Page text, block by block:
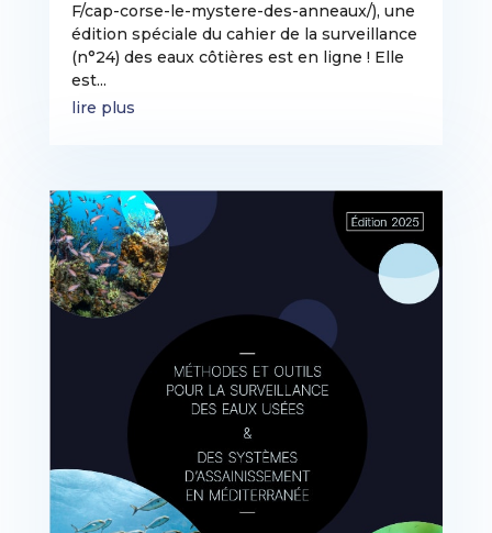
F/cap-corse-le-mystere-des-anneaux/), une
édition spéciale du cahier de la surveillance
(n°24) des eaux côtières est en ligne ! Elle
est...
lire plus